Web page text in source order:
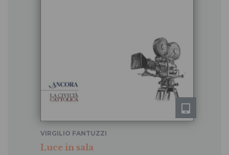
Luce in sala
VIRGILIO FANTUZZI